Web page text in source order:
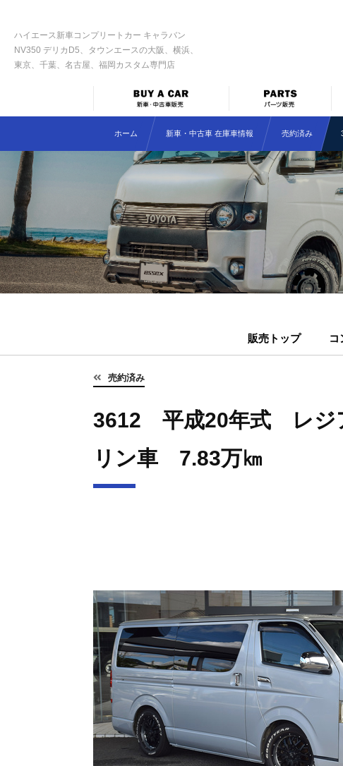
ハイエース新車コンプリートカー キャラバン
NV350 デリカD5、タウンエースの大阪、横浜、
東京、千葉、名古屋、福岡カスタム専門店
ホーム 新車・中古車 在庫車情報 売約済み
販売トップ コ
売約済み
3612 平成20年式 レ
リン車 7.83万㎞